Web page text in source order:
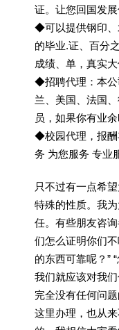
证。让您回国发展
◆可以提供钢印、
的毕业.证、百分
成绩、单，真实
◆招聘代理：本公
兰、美国、法国
员，如果你有业
◆校园代理，报酬
务 为您服务 专业
只不过有一点希
特殊的性质。我
任。有些朋友咨
们怎么证明你们
的东西可靠呢？”
我们就应该对我
完全没有任何问
这里办理，也从